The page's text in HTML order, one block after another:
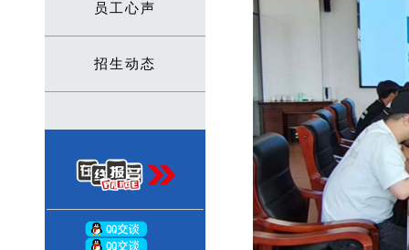
员工心声
招生动态